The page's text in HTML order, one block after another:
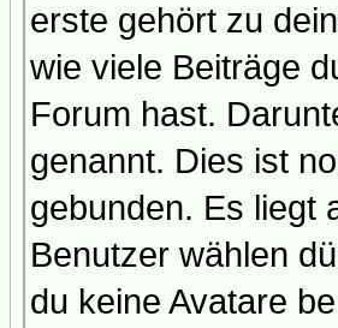
erste gehört zu
wie viele Beiträge
Forum hast.
genannt. Dies ist
gebunden. Es liegt
Benutzer wählen
du keine Avatare